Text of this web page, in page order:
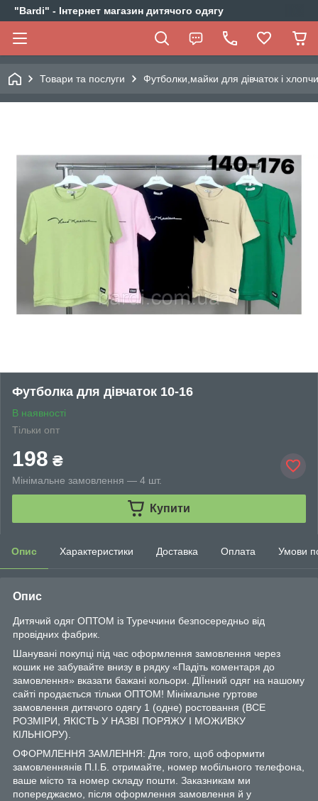
"Bardi" - Інтернет магазин дитячого одягу
Товари та послуги Футболки,майки для дівчаток і
Футболка для дівчаток 10-16
В наявності
Тільки опт
198 ₴
Мінімальне замовлення — 4 шт.
Купити
Опис Характеристики Доставка Оплата Умови
Опис
Дитячий одяг ОПТОМ із Туреччини безпосередньо від
провідних фабрик.
Шанувані покупці під час оформлення замовлення через
кошик не забувайте внизу в рядку «Падіть коментаря до
замовлення» вказати бажані кольори. ДІЇнний одяг на нашому
сайті продається тільки ОПТОМ! Мінімальне гуртове
замовлення дитячого одягу 1 (одне) ростовання (ВСЕ
РОЗМІРИ, ЯКІСТЬ У НАЗВІ ПОРЯЖУ І МОЖИВКУ
КІЛЬНІОРУ).
ОФОРМЛЕННЯ ЗАМЛЕННЯ: Для того, щоб оформити
замовленнянів П.І.Б. отримайте, номер мобільного телефона,
ваше місто та номер складу пошти. Заказникам ми
попереджаємо, після оформлення замовлення й у